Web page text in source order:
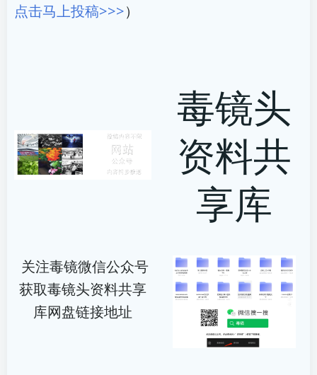
点击马上投稿>>>）
毒镜头
资料共
享库
关注毒镜微信公众号
获取毒镜头资料共享
库网盘链接地址